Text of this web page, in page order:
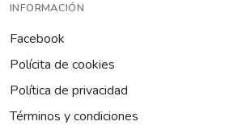
INFORMACIÓN
Facebook
Polícita de cookies
Política de privacidad
Términos y condiciones